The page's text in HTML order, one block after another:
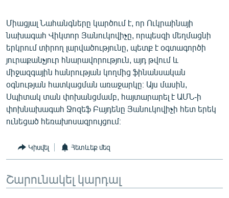
ԱՐԽԻՎ
ՏԵՍԱՆՅՈՒԹԵՐ
ԲԱՆԱՎԵՃ
ՁԳՏԵԼՈՎ ԼԱՎԱԳՈՒՅՆԻՆ
ՓՈԴՔԱՍԹ
Հայերեն
English
Русский
ՀԵՏԵՎԵՔ ՄԵԶ
Միացյալ Նահանգները կարծում է, որ Ուկրաինայի
նախագահ Վիկտոր Յանուկովիչը, որպեսզի մեղմացնի
երկրում տիրող լարվածությունը, պետք է օգտագործի
յուրաքանչյուր հնարավորություն, այդ թվում և
միջազգային հանրության կողմից ֆինանսական
օգնության հատկացման առաջարկը։ Այս մասին,
Սպիտակ տան փոխանցմամբ, հայտարարել է ԱՄՆ-ի
փոխնախագահ Ջոզեֆ Բայդենը Յանուկովիչի հետ երեկ
ունեցած հեռախոսազրույցում։
Կիսվել Հետևեք մեզ
Շարունակել կարդալ